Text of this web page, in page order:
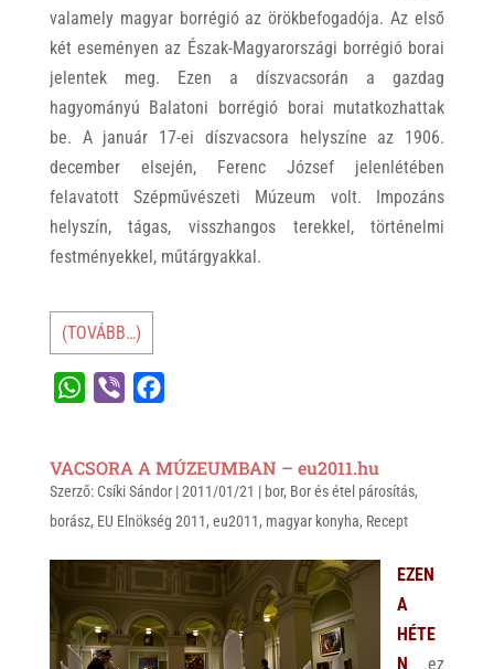
valamely magyar borrégió az örökbefogadója. Az első
két eseményen az Észak-Magyarországi borrégió borai
jelentek meg. Ezen a díszvacsorán a gazdag
hagyományú Balatoni borrégió borai mutatkozhattak
be. A január 17-ei díszvacsora helyszíne az 1906.
december elsején, Ferenc József jelenlétében
felavatott Szépművészeti Múzeum volt. Impozáns
helyszín, tágas, visszhangos terekkel, történelmi
festményekkel, műtárgyakkal.
(TOVÁBB…)
t
e
r
e
o
k
VACSORA A MÚZEUMBAN – eu2011.hu
Szerző: Csíki Sándor|2011/01/21 | bor, Bor és étel párosítás,
borász, EU Elnökség 2011, eu2011, magyar konyha, Recept
EZEN
A
HÉTE
N
ez